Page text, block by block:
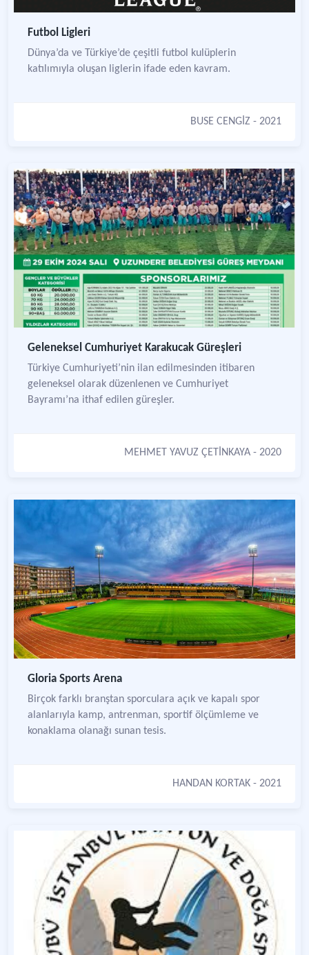
Futbol Ligleri
Dünya’da ve Türkiye’de çeşitli futbol kulüplerin
katılımıyla oluşan liglerin ifade eden kavram.
BUSE CENGİZ - 2021
Geleneksel Cumhuriyet Karakucak Güreşleri
Türkiye Cumhuriyeti’nin ilan edilmesinden itibaren
geleneksel olarak düzenlenen ve Cumhuriyet
Bayramı’na ithaf edilen güreşler.
MEHMET YAVUZ ÇETİNKAYA - 2020
Gloria Sports Arena
Birçok farklı branştan sporculara açık ve kapalı spor
alanlarıyla kamp, antrenman, sportif ölçümleme ve
konaklama olanağı sunan tesis.
HANDAN KORTAK - 2021